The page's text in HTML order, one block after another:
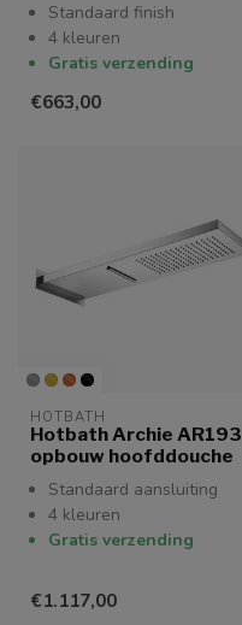
Standaard finish
4 kleuren
Gratis verzending
€663,00
HOTBATH
Hotbath Archie AR193
opbouw hoofddouche
Standaard aansluiting
4 kleuren
Gratis verzending
€1.117,00